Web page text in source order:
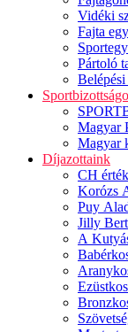
Vidéki
Fajta
Pártoló
Magyar
Magyar
Díjazottaink
CH
Korózs
Puy
Jilly
A